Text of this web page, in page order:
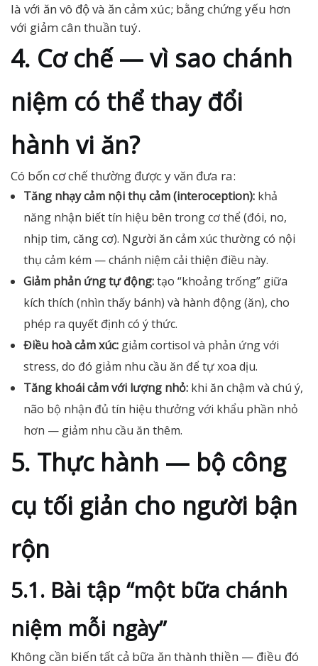
là với ăn vô độ và ăn cảm xúc; bằng chứng yếu hơn
với giảm cân thuần tuý.
4. Cơ chế — vì sao chánh
niệm có thể thay đổi
hành vi ăn?
Có bốn cơ chế thường được y văn đưa ra:
Tăng nhạy cảm nội thụ cảm (interoception): khả
năng nhận biết tín hiệu bên trong cơ thể (đói, no,
nhịp tim, căng cơ). Người ăn cảm xúc thường có nội
thụ cảm kém — chánh niệm cải thiện điều này.
Giảm phản ứng tự động:tạo “khoảng trống” giữa
kích thích (nhìn thấy bánh) và hành động (ăn), cho
phép ra quyết định có ý thức.
Điều hoà cảm xúc: giảm cortisol và phản ứng với
stress, do đó giảm nhu cầu ăn để tự xoa dịu.
Tăng khoái cảm với lượng nhỏ: khi ăn chậm và chú ý,
não bộ nhận đủ tín hiệu thưởng với khẩu phần nhỏ
hơn — giảm nhu cầu ăn thêm.
5. Thực hành — bộ công
cụ tối giản cho người bận
rộn
5.1. Bài tập “một bữa chánh
niệm mỗi ngày”
Không cần biến tất cả bữa ăn thành thiền — điều đó